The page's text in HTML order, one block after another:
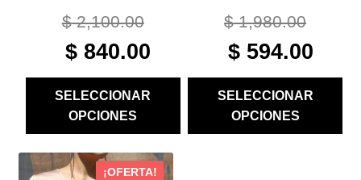
$2,100.00
ORIGINAL
PRICE
$ 2,100.00.
$ 840.00
SELECCIONAR
OPCIONES
$1,980.00
ORIGINAL
PRICE
$ 1,980.00.
$594.00
$
SELECCIONAR
OPCIONES
¡OFERTA!
ESTE